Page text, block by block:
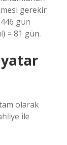
gerekir
gün
= 81 gün.
yatar
olarak
ile